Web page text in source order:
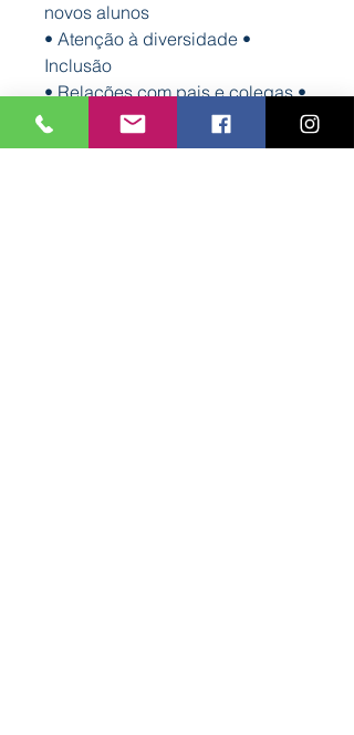
novos alunos
• Atenção à diversidade •
Inclusão
• Relações com pais e colegas •
Componente afetiva